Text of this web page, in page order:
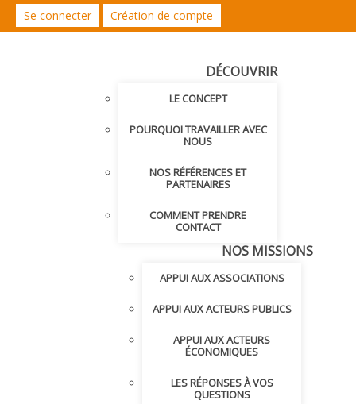
Se connecter Création de compte
DÉCOUVRIR
LE CONCEPT
POURQUOI TRAVAILLER AVEC
NOUS
NOS RÉFÉRENCES ET
PARTENAIRES
COMMENT PRENDRE
CONTACT
NOS MISSIONS
APPUI AUX ASSOCIATIONS
APPUI AUX ACTEURS PUBLICS
APPUI AUX ACTEURS
ÉCONOMIQUES
LES RÉPONSES À VOS
QUESTIONS